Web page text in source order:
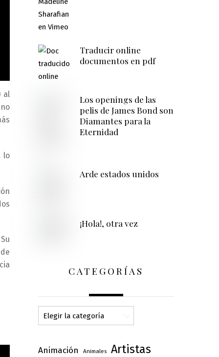
al
lo
Traducir online
documentos en pdf
Los openings de las
pelis de James Bond son
Diamantes para la
Eternidad
Arde estados unidos
¡Hola!, otra vez
CATEGORÍAS
Categorías
Animación Animales Artistas